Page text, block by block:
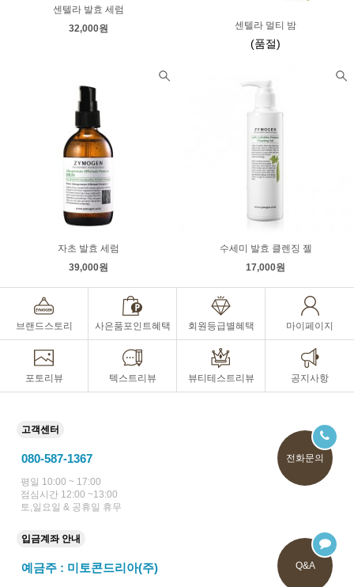
센텔라 발효 세럼
32,000원
센텔라 멀티 밤
(품절)
자초 발효 세럼
39,000원
수세미 발효 클렌징 젤
17,000원
브랜드스토리 사은품포인트혜택 회원등급별혜택 마이페이지
포토리뷰 텍스트리뷰 뷰티테스트리뷰 공지사항
고객센터
080-587-1367
평일 10:00 ~ 17:00
점심시간 12:00 ~13:00
토,일요일 & 공휴일 휴무
전화문의
입금계좌 안내
예금주 : 미토콘드리아(주) Q&A